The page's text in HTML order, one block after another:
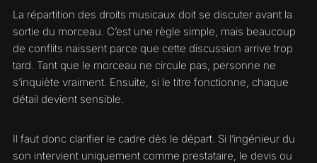
La répartition des droits musicaux doit se discuter avant la
sortie du morceau. C’est une règle simple, mais beaucoup
de conflits naissent parce que cette discussion arrive trop
tard. Tant que le morceau ne circule pas, personne ne
s’inquiète vraiment. Ensuite, si le titre fonctionne, chaque
détail devient sensible.
Il faut donc clarifier le cadre dès le départ. Si l’ingénieur du
son intervient uniquement comme prestataire, le devis ou